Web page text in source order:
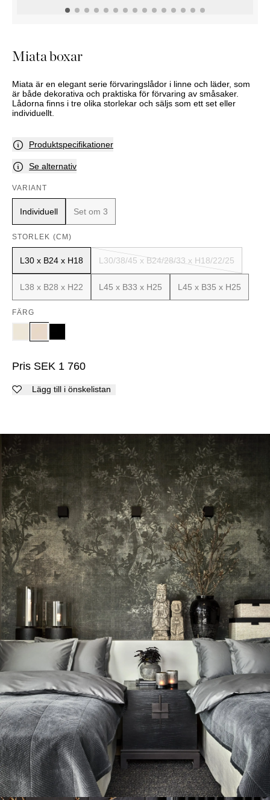
Miata boxar
Miata är en elegant serie förvaringslådor i linne och läder, som
är både dekorativa och praktiska för förvaring av småsaker.
Lådorna finns i tre olika storlekar och säljs som ett set eller
individuellt.
Produktspecifikationer
Se alternativ
VARIANT
Individuell Set om 3
STORLEK (CM)
L30 x B24 x H18 L30/38/45 x B24/28/33 x H18/22/25
L38 x B28 x H22 L45 x B33 x H25 L45 x B35 x H25
FÄRG
Pris SEK 1 760
Lägg till i önskelistan